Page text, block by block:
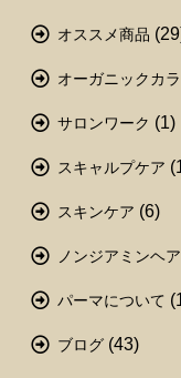
オススメ商品
オーガニックカ
サロンワーク (1)
スキャルプケア
スキンケア (6)
ノンジアミンヘ
パーマについて
ブログ (43)